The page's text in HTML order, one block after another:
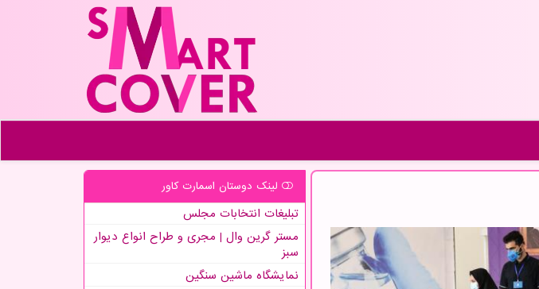
لینک دوستان اسمارت كاور
تبلیغات انتخابات مجلس
مستر گرین وال | مجری و طراح انواع دیوار
سبز
نمایشگاه ماشین سنگین